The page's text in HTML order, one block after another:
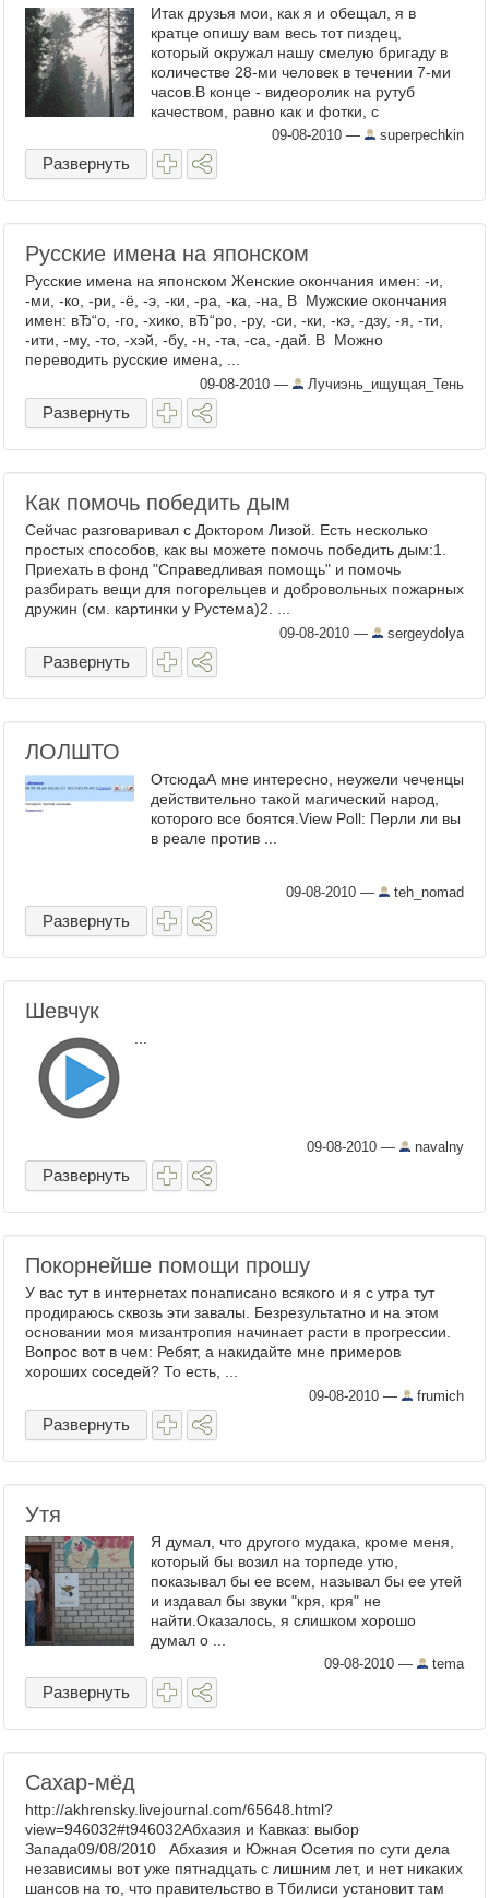
Итак друзья мои, как я и обещал, я в
кратце опишу вам весь тот пиздец,
который окружал нашу смелую бригаду в
количестве 28-ми человек в течении 7-ми
часов.В конце - видеоролик на рутуб
качеством, равно как и фотки, с
телефона(смотреть можно).Сцылко к ...
09-08-2010 — superpechkin
Развернуть
Русские имена на японском
Русские имена на японском Женские окончания имен: -и,
-ми, -ко, -ри, -ё, -э, -ки, -ра, -ка, -на, В Мужские окончания
имен: вЂ“о, -го, -хико, вЂ“ро, -ру, -си, -ки, -кэ, -дзу, -я, -ти,
-ити, -му, -то, -хэй, -бу, -н, -та, -са, -дай. В Можно
переводить русские имена, ...
09-08-2010 — Лучиэнь_ищущая_Тень
Развернуть
Как помочь победить дым
Сейчас разговаривал с Доктором Лизой. Есть несколько
простых способов, как вы можете помочь победить дым:1.
Приехать в фонд "Справедливая помощь" и помочь
разбирать вещи для погорельцев и добровольных пожарных
дружин (см. картинки у Рустема)2. ...
09-08-2010 — sergeydolya
Развернуть
ЛОЛШТО
ОтсюдаА мне интересно, неужели чеченцы
действительно такой магический народ,
которого все боятся.View Poll: Перли ли вы
в реале против ...
09-08-2010 — teh_nomad
Развернуть
Шевчук
09-08-2010 — navalny
Развернуть
Покорнейше помощи прошу
У вас тут в интернетах понаписано всякого и я с утра тут
продираюсь сквозь эти завалы. Безрезультатно и на этом
основании моя мизантропия начинает расти в прогрессии.
Вопрос вот в чем: Ребят, а накидайте мне примеров
хороших соседей? То есть, ...
09-08-2010 — frumich
Развернуть
Утя
Я думал, что другого мудака, кроме меня,
который бы возил на торпеде утю,
показывал бы ее всем, называл бы ее утей
и издавал бы звуки "кря, кря" не
найти.Оказалось, я слишком хорошо
думал о ...
09-08-2010 — tema
Развернуть
Сахар-мёд
http://akhrensky.livejournal.com/65648.html?
view=946032#t946032Абхазия и Кавказ: выбор
Запада09/08/2010 Абхазия и Южная Осетия по сути дела
независимы вот уже пятнадцать с лишним лет, и нет никаких
шансов на то, что правительство в Тбилиси установит там